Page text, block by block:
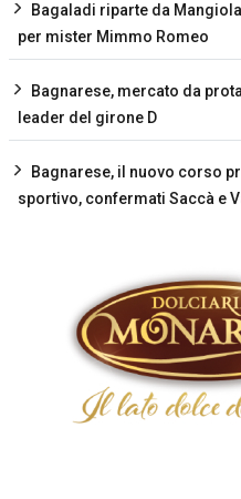
Bagaladi riparte da
per mister Mimmo Romeo
Bagnarese, mercato da
leader del girone D
Bagnarese, il nuovo corso
sportivo, confermati Saccà e